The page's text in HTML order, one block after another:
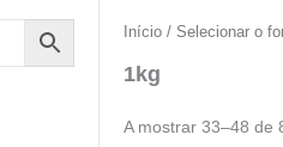
Início / Selecionar o
1kg
A mostrar 33–48 de